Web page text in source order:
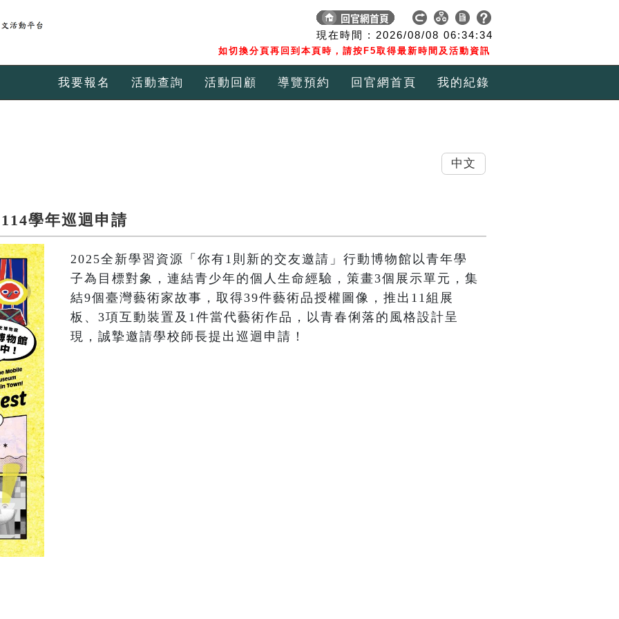
現在時間 : 2026/08/08 06:34:35
如切換分頁再回到本頁時，請按F5取得最新時間及活動資訊
我要報名 活動查詢 活動回顧 導覽預約 回官網首頁 我的紀錄
學年巡迴申請
2025全新學習資源「你有1則新的交友邀請」行動博物館以青年學
子為目標對象，連結青少年的個人生命經驗，策畫3個展示單元，集
結9個臺灣藝術家故事，取得39件藝術品授權圖像，推出11組展
板、3項互動裝置及1件當代藝術作品，以青春俐落的風格設計呈
現，誠摯邀請學校師長提出巡迴申請！